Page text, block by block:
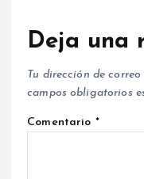
Deja una
Tu dirección de
campos obligatorios
Comentario *